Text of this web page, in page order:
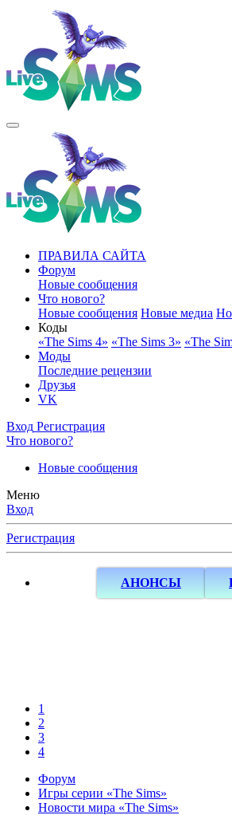
ПРАВИЛА САЙТА
Форум
Новые сообщения
Что нового?
Новые сообщения Новые медиа
Коды
«The Sims 4» «The Sims 3» «The
Моды
Последние рецензии
Друзья
VK
Вход Регистрация
Что нового?
Новые сообщения
Меню
Вход
Регистрация
АНОНСЫ
1
2
3
4
Форум
Игры серии «The Sims»
Новости мира «The Sims»